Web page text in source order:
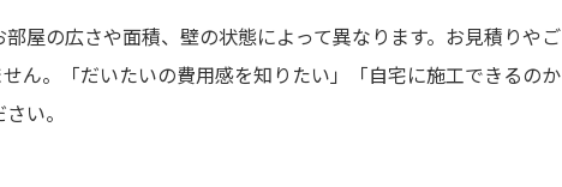
屋の広さや面積、壁の状態によって異なります。お見積りやご
ん。「だいたいの費用感を知りたい」「自宅に施工できるのか
い。